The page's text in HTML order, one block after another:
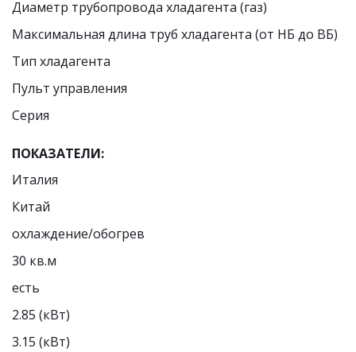
Диаметр трубопровода хладагента (газ)
Максимальная длина труб хладагента (от НБ до ВБ)
Тип хладагента
Пульт управления
Cерия
ПОКАЗАТЕЛИ:
Италия
Китай
охлаждение/обогрев
30 кв.м
есть
2.85 (кВт)
3.15 (кВт)